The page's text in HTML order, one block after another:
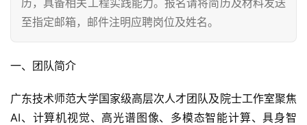
历，具备相关工程实践能力。报名请将简历及材料发送
至指定邮箱，邮件注明应聘岗位及姓名。
一、团队简介
广东技术师范大学国家级高层次人才团队及院士工作室聚焦
AI、计算机视觉、高光谱图像、多模态智能计算、具身智